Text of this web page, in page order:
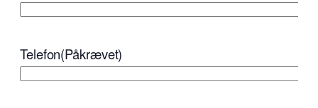
Telefon(Påkrævet)